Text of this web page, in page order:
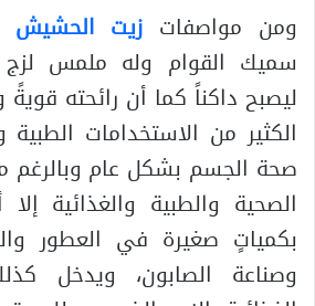
ومن مواصفات زيت الحشيش
سميك القوام وله ملمس لزج
ليصبح داكناً كما أن رائحته
الكثير من الاستخدامات
صحة الجسم بشكل عام وبالرغم
الصحية والطبية والغذائية
بكمياتٍ صغيرة في العطور
وصناعة الصابون، ويدخل